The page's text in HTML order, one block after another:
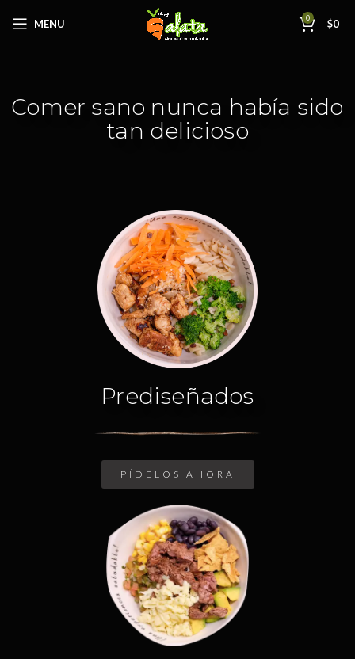
MENU 0 $0
Comer sano nunca había sido
tan delicioso
Prediseñados
PÍDELOS AHORA